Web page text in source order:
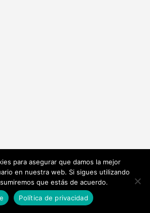
para asegurar que damos la mejor
en nuestra web. Si sigues utilizando
que estás de acuerdo.
Política de privacidad